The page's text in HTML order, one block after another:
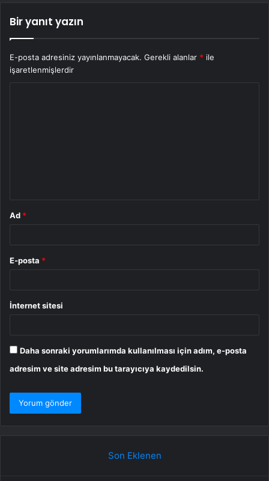
Bir yanıt yazın
E-posta adresiniz yayınlanmayacak. Gerekli alanlar * ile
işaretlenmişlerdir
Ad *
E-posta *
İnternet sitesi
Daha sonraki yorumlarımda kullanılması için adım, e-posta
adresim ve site adresim bu tarayıcıya kaydedilsin.
Son Eklenen